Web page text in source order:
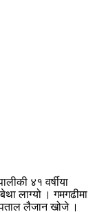
४१ वर्षीया
लाग्यो । गमगढीमा
लैजान खोजे ।